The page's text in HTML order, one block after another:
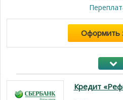
Оформить
Кредит